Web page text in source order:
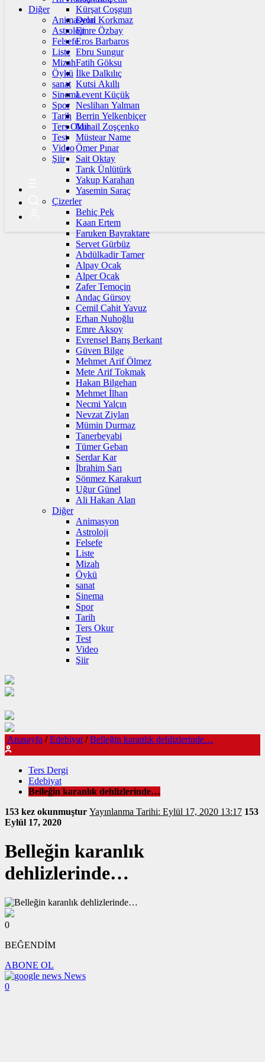
Diğer
Animasyon
Astroloji
Felsefe
Liste
Mizah
Öykü
sanat
Sinema
Spor
Tarih
Ters Okur
Test
Video
Şiir
Kürşat Coşgun
Delal Korkmaz
Emre Özbay
Eros Barbaros
Ebru Sungur
Fatih Göksu
İlke Dalkılıç
Kutsi Akıllı
Levent Küçük
Neslihan Yalman
Berrin Yelkenbiçer
Mihail Zoşçenko
Müstear Name
Ömer Pınar
Sait Oktay
Tarık Ünlütürk
Yakup Karahan
Yasemin Saraç
Çizerler
Behiç Pek
Kaan Ertem
Faruken Bayraktare
Servet Gürbüz
Abdülkadir Tamer
Alpay Ocak
Alper Ocak
Zafer Temoçin
Andaç Gürsoy
Cemil Cahit Yavuz
Erhan Nuhoğlu
Emre Aksoy
Evrensel Barış Berkant
Güven Bilge
Mehmet Arif Ölmez
Mete Arif Tokmak
Hakan Bilgehan
Mehmet İlhan
Necmi Yalçın
Nevzat Ziylan
Mümin Durmaz
Tanerbeyabi
Tümer Geban
Serdar Kar
İbrahim Sarı
Sönmez Karakurt
Uğur Günel
Ali Hakan Alan
Diğer
Animasyon
Astroloji
Felsefe
Liste
Mizah
Öykü
sanat
Sinema
Spor
Tarih
Ters Okur
Test
Video
Şiir
Anasayfa / Edebiyat / Belleğin karanlık dehlizlerinde…
Ters Dergi
Edebiyat
Belleğin karanlık dehlizlerinde…
153 kez okunmuştur
Yayınlanma Tarihi: Eylül 17, 2020 13:17 153
Eylül 17, 2020
Belleğin karanlık
dehlizlerinde…
0
BEĞENDİM
ABONE OL
News
0